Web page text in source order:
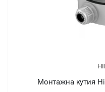
Монтажна кутия